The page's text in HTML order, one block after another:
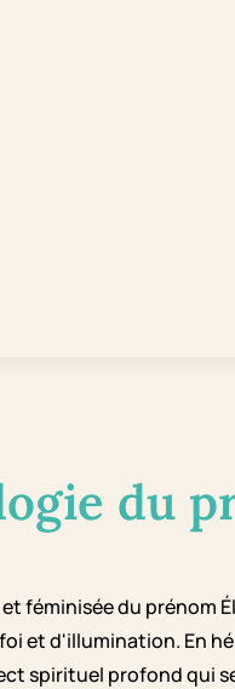
du
féminisée du prénom
et d'illumination. En
spirituel profond qui